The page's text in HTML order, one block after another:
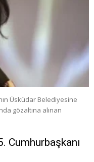
Üsküdar Belediyesine
gözaltına alınan
Cumhurbaşkanı